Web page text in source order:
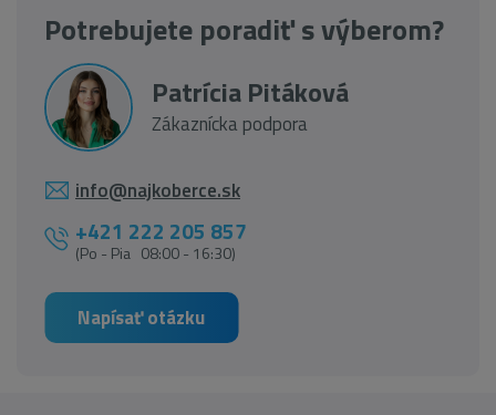
Potrebujete poradiť s výberom?
Patrícia Pitáková
Zákaznícka podpora
info@najkoberce.sk
+421 222 205 857
(Po - Pia 08:00 - 16:30)
Napísať otázku